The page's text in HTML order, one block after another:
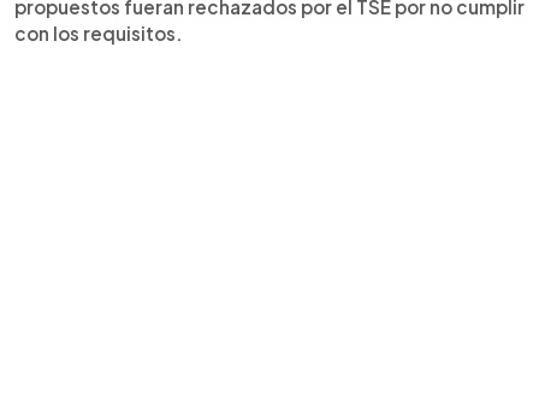
propuestos fueran rechazados por el TSE por no cumplir
con los requisitos.